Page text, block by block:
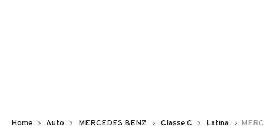
Home Auto MERCEDES BENZ Classe C Latina